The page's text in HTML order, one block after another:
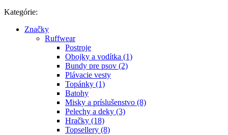
Kategórie:
Značky
Ruffwear
Postroje
Obojky a vodítka (1)
Bundy pre psov (2)
Plávacie vesty
Topánky (1)
Batohy
Misky a príslušenstvo (8)
Pelechy a deky (3)
Hračky (18)
Topsellery (8)